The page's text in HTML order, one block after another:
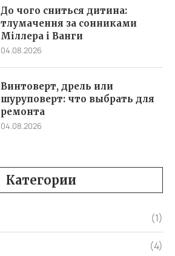
До чого сниться дитина:
тлумачення за сонниками
Міллера і Ванги
04.08.2026
Винтоверт, дрель или
шуруповерт: что выбрать для
ремонта
04.08.2026
Категории
(1)
(4)